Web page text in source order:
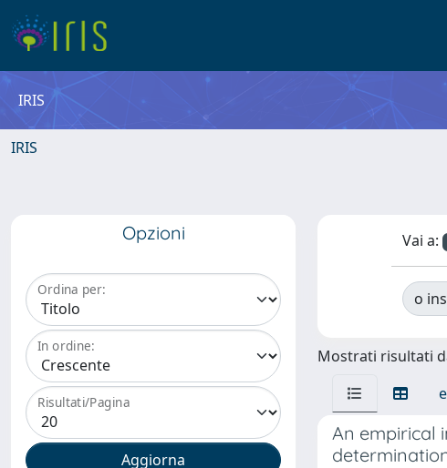
IRIS
IRIS
Opzioni
Ordina per:
In ordine:
Risultati/Pagina
Vai a:
o
Mostrati risultati
An empirical